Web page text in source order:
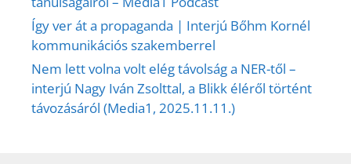
Így ver át a propaganda | Interjú Bőhm Kornél
kommunikációs szakemberrel
Nem lett volna volt elég távolság a NER-től –
interjú Nagy Iván Zsolttal, a Blikk éléről történt
távozásáról (Media1, 2025.11.11.)